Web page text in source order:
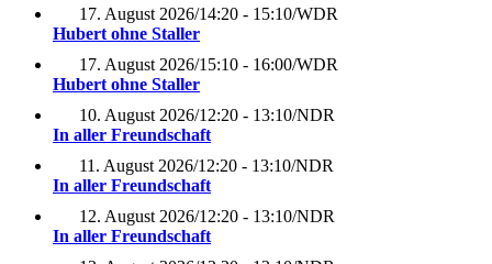
17. August 2026/14:20 - 15:10/WDR
Hubert ohne Staller
17. August 2026/15:10 - 16:00/WDR
Hubert ohne Staller
10. August 2026/12:20 - 13:10/NDR
In aller Freundschaft
11. August 2026/12:20 - 13:10/NDR
In aller Freundschaft
12. August 2026/12:20 - 13:10/NDR
In aller Freundschaft